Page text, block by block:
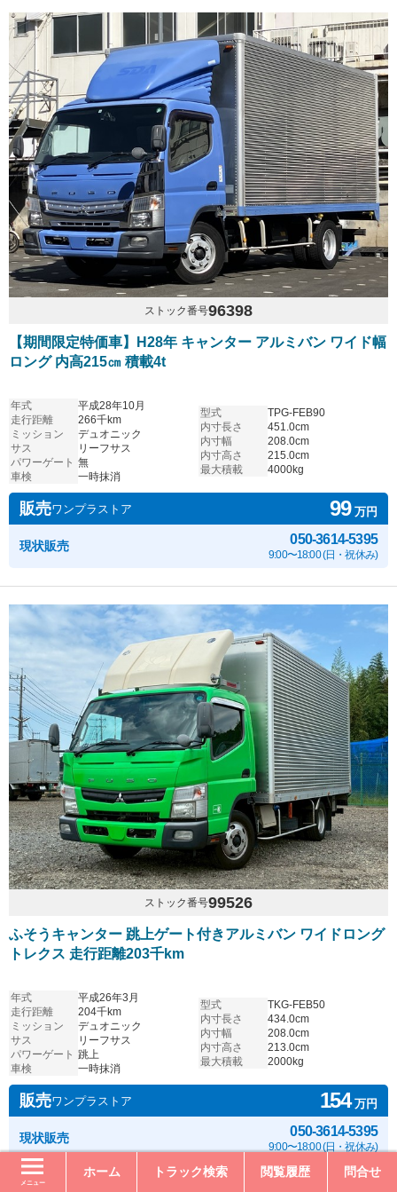
メニュー
ホーム トラック検索 閲覧履歴 問合せ
ストック番号96398
【期間限定特価車】H28年 キャンター アルミバン ワイド幅
ロング 内高215㎝ 積載4t
年式
平成28年10月
走行距離
266千km
ミッション
デュオニック
サス
リーフサス
パワーゲート 無
車検
一時抹消
型式
TPG-FEB90
内寸長さ
451.0cm
内寸幅
208.0cm
内寸高さ
215.0cm
最大積載
4000kg
販売ワンプラストア 99万円
現状販売 050-3614-5395
9:00〜18:00 (日・祝休み)
ストック番号99526
ふそうキャンター 跳上ゲート付きアルミバン ワイドロング
トレクス 走行距離203千km
年式
平成26年3月
走行距離
204千km
ミッション
デュオニック
サス
リーフサス
パワーゲート 跳上
車検
一時抹消
型式
TKG-FEB50
内寸長さ
434.0cm
内寸幅
208.0cm
内寸高さ
213.0cm
最大積載
2000kg
販売ワンプラストア 154万円
現状販売 050-3614-5395
9:00〜18:00 (日・祝休み)